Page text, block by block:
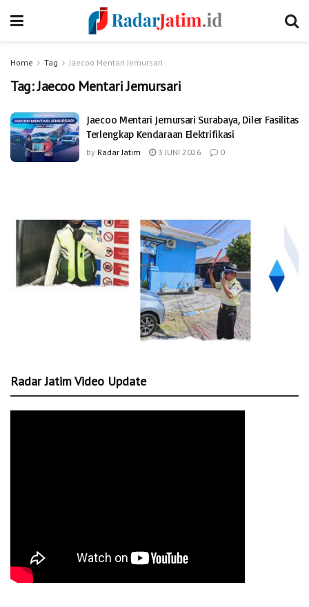
Home Tag Jaecoo Mentari Jemursari
Tag:Jaecoo Mentari Jemursari
Jaecoo Mentari Jemursari Surabaya, Diler Fasilitas
Terlengkap Kendaraan Elektrifikasi
by Radar Jatim 3 JUNI 2026 0
Radar Jatim Video Update